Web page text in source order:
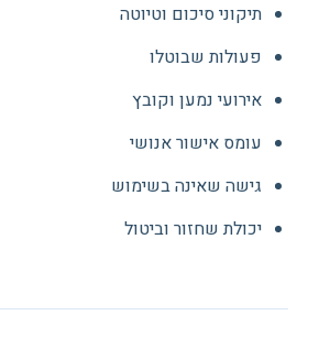
תיקוני סיכום וטיוטה
פעולות שבוטלו
אירועי נמען וקובץ
עומס אישור אנושי
גישה שאינה בשימוש
יכולת שחזור וביטול